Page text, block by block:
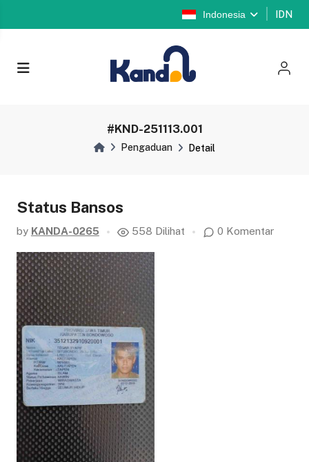
Indonesia IDN
#KND-251113.001
Pengaduan Detail
Status Bansos
by KANDA-0265 558 Dilihat 0 Komentar